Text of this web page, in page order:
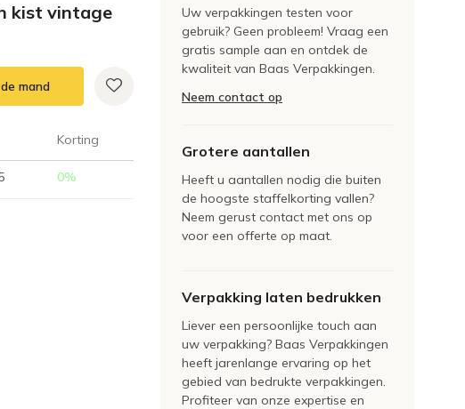
kist vintage
mand
Korting
0%
Uw verpakkingen testen voor
gebruik? Geen probleem! Vraag een
gratis sample aan en ontdek de
kwaliteit van Baas Verpakkingen.
Neem contact op
Grotere aantallen
Heeft u aantallen nodig die buiten
de hoogste staffelkorting vallen?
Neem gerust contact met ons op
voor een offerte op maat.
Verpakking laten bedrukken
Liever een persoonlijke touch aan
uw verpakking? Baas Verpakkingen
heeft jarenlange ervaring op het
gebied van bedrukte verpakkingen.
Profiteer van onze expertise en